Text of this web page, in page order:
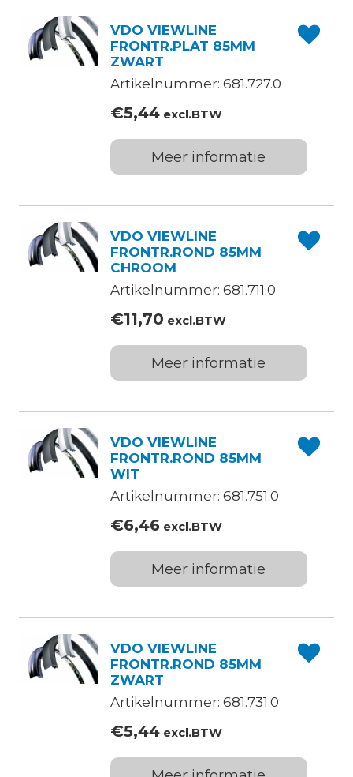
VDO VIEWLINE
FRONTR.PLAT 85MM
ZWART
Artikelnummer: 681.727.0
€5,44excl.BTW
Meer informatie
VDO VIEWLINE
FRONTR.ROND 85MM
CHROOM
Artikelnummer: 681.711.0
€11,70 excl.BTW
Meer informatie
VDO VIEWLINE
FRONTR.ROND 85MM
WIT
Artikelnummer: 681.751.0
€6,46excl.BTW
Meer informatie
VDO VIEWLINE
FRONTR.ROND 85MM
ZWART
Artikelnummer: 681.731.0
€5,44excl.BTW